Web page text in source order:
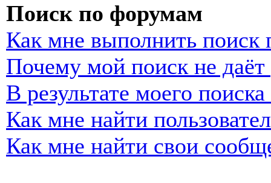
Поиск по форумам
Как мне выполнить
Почему мой поиск не даёт
В результате моего
Как мне найти
Как мне найти свои